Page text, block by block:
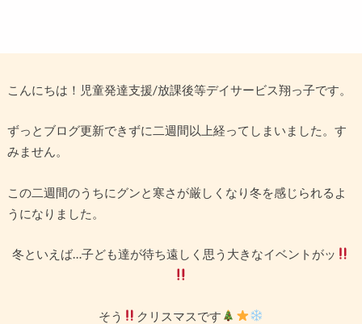
こんにちは！児童発達支援/放課後等デイサービス翔っ子です。
ずっとブログ更新できずに二週間以上経ってしまいました。す
みません。
この二週間のうちにグンと寒さが厳しくなり冬を感じられるよ
うになりました。
冬といえば…子ども達が待ち遠しく思う大きなイベントがッ
そう クリスマスです